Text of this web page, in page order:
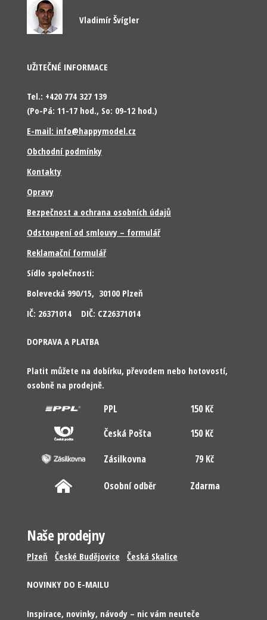
Vladimír Švígler
UŽITEČNÉ INFORMACE
Tel.: +420 774 327 139
(Po-Pá: 11-17 hod., So: 09-12 hod.)
E-mail: info@happymodel.cz
Obchodní podmínky
Kontakty
Opravy
Bezpečnost a ochrana osobních údajů
Odstoupení od smlouvy – formulář
Reklamační formulář
Sídlo společnosti:
Bolevecká 990/15, 30100 Plzeň
IČ: 26371014 DIČ: CZ26371014
DOPRAVA A PLATBA
Platit můžete na dobírku, převodem nebo hotovostí,
osobně na prodejně.
PPL
150 Kč
Česká Pošta
150 Kč
Zásilkovna
79 Kč
Osobní odběr Zdarma
Naše prodejny
Plzeň České Budějovice Česká Skalice
NOVINKY DO E-MAILU
Inspirace, novinky, návody – nic vám neuteče